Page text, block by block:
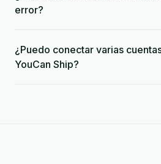
error?
¿Puedo conectar varias
YouCan Ship?